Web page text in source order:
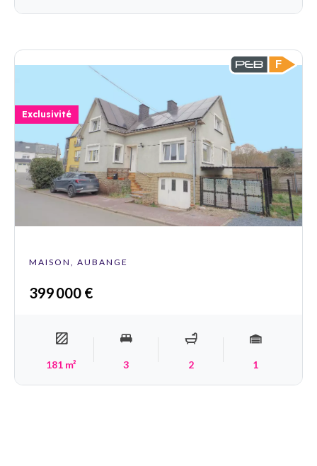
MAISON, AUBANGE
399 000 €
181 m² 3 2 1
F
Exclusivité